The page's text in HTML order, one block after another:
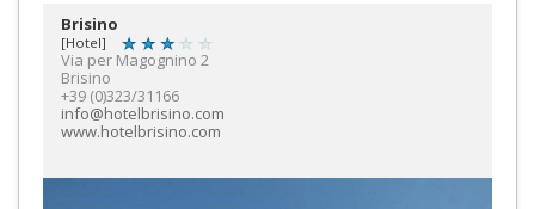
Brisino
[Hotel]
Via per Magognino 2
Brisino
+39 (0)323/31166
info@hotelbrisino.com
www.hotelbrisino.com